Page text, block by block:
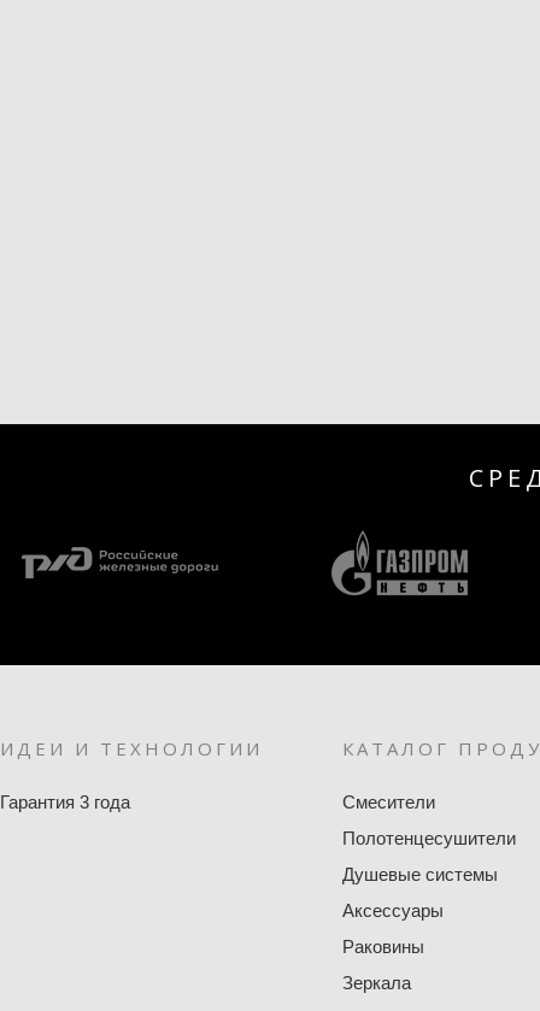
ИДЕИ И ТЕХНОЛОГИИ
Гарантия 3 года
КАТАЛОГ
Смесители
Полотенцесушители
Душевые системы
Аксессуары
Раковины
Зеркала